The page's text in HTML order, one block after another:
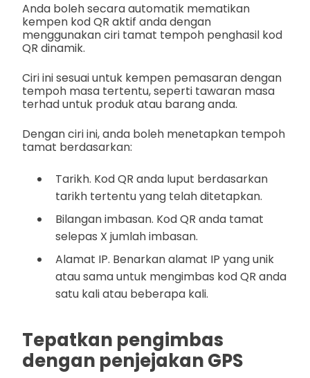
Anda boleh secara automatik mematikan
kempen kod QR aktif anda dengan
menggunakan ciri tamat tempoh penghasil kod
QR dinamik.
Ciri ini sesuai untuk kempen pemasaran dengan
tempoh masa tertentu, seperti tawaran masa
terhad untuk produk atau barang anda.
Dengan ciri ini, anda boleh menetapkan tempoh
tamat berdasarkan:
Tarikh. Kod QR anda luput berdasarkan
tarikh tertentu yang telah ditetapkan.
Bilangan imbasan. Kod QR anda tamat
selepas X jumlah imbasan.
Alamat IP. Benarkan alamat IP yang unik
atau sama untuk mengimbas kod QR anda
satu kali atau beberapa kali.
Tepatkan pengimbas
dengan penjejakan GPS